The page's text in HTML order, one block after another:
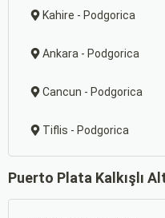
Kahire - Podgorica
Ankara - Podgorica
Cancun - Podgorica
Tiflis - Podgorica
Puerto Plata Kalkışlı